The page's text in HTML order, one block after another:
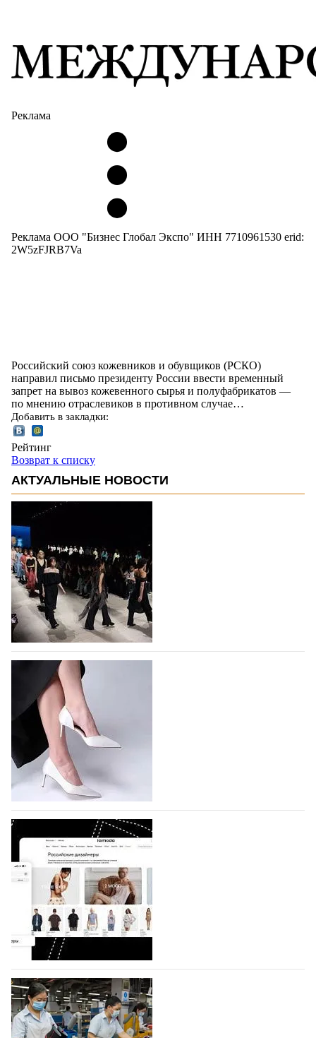
Реклама
Реклама ООО "Бизнес Глобал Экспо" ИНН 7710961530 erid:
2W5zFJRB7Va
Российский союз кожевников и обувщиков (РСКО)
направил письмо президенту России ввести временный
запрет на вывоз кожевенного сырья и полуфабрикатов —
по мнению отраслевиков в противном случае…
Добавить в закладки:
Рейтинг
Возврат к списку
АКТУАЛЬНЫЕ НОВОСТИ
На участие в Московской неделе моды
подано 1047 заявок
На участие в седьмой Московской неделе моды,
которая пройдет в российской столице с 26 сентября
по 1 октября, уже подано 1047 заявок. Примерно
половину из них (494) прислали дизайнеры,
коллекции которых не были представлены в…
07.08.2026 777
BALLINA представит свои новинки на Euro
Shoes
Компания BALLINA Guangzhou Lihuang Footwear
Co., Ltd., основанная в 2011 году и расположенная в
Гуанчжоу, столице моды Китая, является
профессиональной обувной компанией,
объединяющей разработку, производство и…
07.08.2026 649
На платформе Lamoda - новый раздел и
условия продвижения локальных
дизайнерских марок